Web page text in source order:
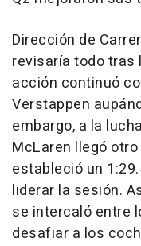
Dirección de
revisaría todo
acción continuó
Verstappen
embargo, a la
McLaren llegó
estableció un
liderar la sesión.
se intercaló entre
desafiar a los